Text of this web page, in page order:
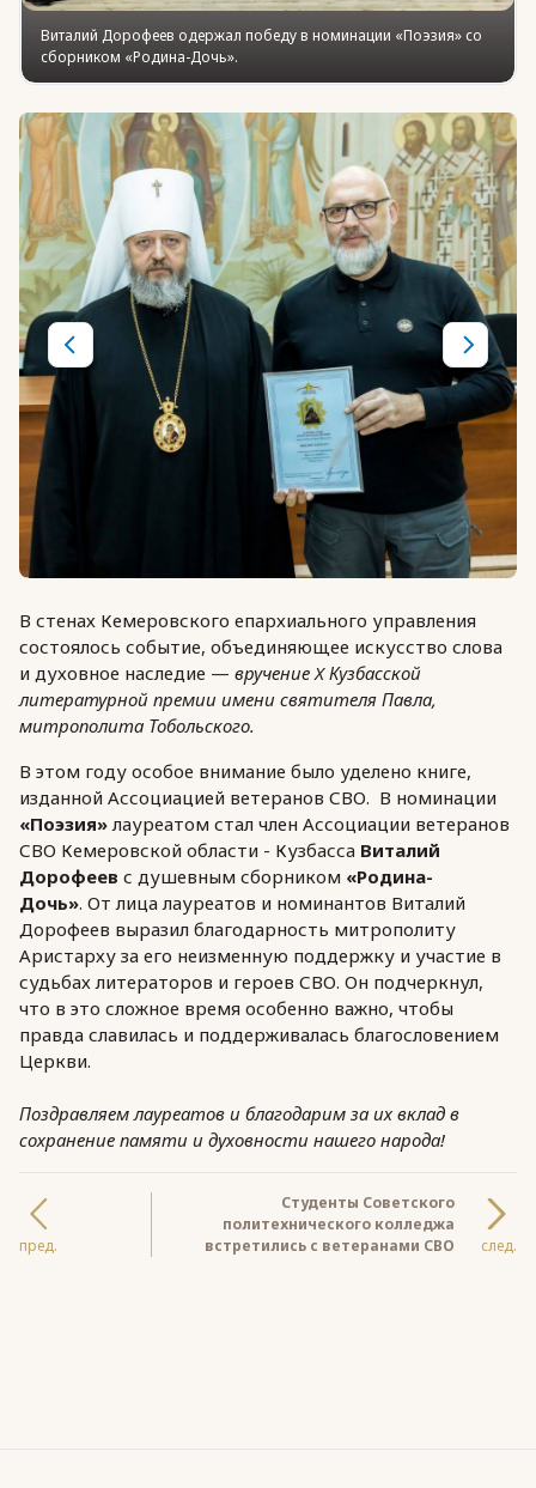
Виталий Дорофеев одержал победу в номинации «Поэзия» со
сборником «Родина-Дочь».
В стенах Кемеровского епархиального управления
состоялось событие, объединяющее искусство слова
и духовное наследие — вручение X Кузбасской
литературной премии имени святителя Павла,
митрополита Тобольского.
В этом году особое внимание было уделено книге,
изданной Ассоциацией ветеранов СВО. В номинации
«Поэзия»лауреатом стал член Ассоциации ветеранов
СВО Кемеровской области - Кузбасса Виталий
Дорофеев с душевным сборником «Родина-
Дочь». От лица лауреатов и номинантов Виталий
Дорофеев выразил благодарность митрополиту
Аристарху за его неизменную поддержку и участие в
судьбах литераторов и героев СВО. Он подчеркнул,
что в это сложное время особенно важно, чтобы
правда славилась и поддерживалась благословением
Церкви.
Поздравляем лауреатов и благодарим за их вклад в
сохранение памяти и духовности нашего народа!
пред.
Студенты Советского
политехнического колледжа
встретились с ветеранами СВО
след.